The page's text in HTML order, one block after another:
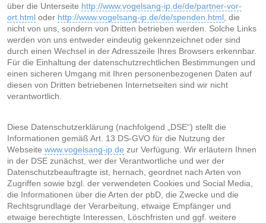
über die Unterseite http://www.vogelsang-ip.de/de/partner-vor-
ort.html oder http://www.vogelsang-ip.de/de/spenden.html , die
nicht von uns, sondern von Dritten betrieben werden. Solche Links
werden von uns entweder eindeutig gekennzeichnet oder sind
durch einen Wechsel in der Adresszeile Ihres Browsers erkennbar.
Für die Einhaltung der datenschutzrechtlichen Bestimmungen und
einen sicheren Umgang mit Ihren personenbezogenen Daten auf
diesen von Dritten betriebenen Internetseiten sind wir nicht
verantwortlich.
Diese Datenschutzerklärung (nachfolgend „DSE“) stellt die
Informationen gemäß Art. 13 DS-GVO für die Nutzung der
Webseite www.vogelsang-ip.de zur Verfügung. Wir erläutern Ihnen
in der DSE zunächst, wer der Verantwortliche und wer der
Datenschutzbeauftragte ist, hernach, geordnet nach Arten von
Zugriffen sowie bzgl. der verwendeten Cookies und Social Media,
die Informationen über die Arten der pbD, die Zwecke und die
Rechtsgrundlage der Verarbeitung, etwaige Empfänger und
etwaige berechtigte Interessen, Löschfristen und ggf. weitere